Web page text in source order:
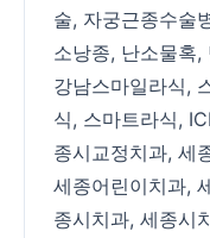
술, 자궁근종수술
소낭종, 난소물혹,
강남스마일라식,
식, 스마트라식,
종시교정치과, 세
세종어린이치과,
종시치과, 세종시